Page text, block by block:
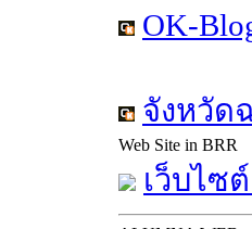
OK-
จังหวัด
Web Site in BRR
เว็บไซ